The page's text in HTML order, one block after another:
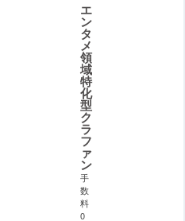
エ
ン
タ
メ
領
域
特
化
型
ク
ラ
フ
ァ
ン
手
数
料
0